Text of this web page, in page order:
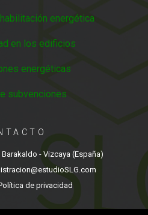
energética
en los edificios
energéticas
subvenciones
- Vizcaya (España)
de privacidad